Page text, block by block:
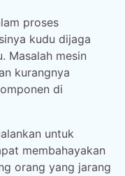
proses
kudu dijaga
Masalah mesin
kurangnya
di
untuk
membahayakan
orang yang jarang